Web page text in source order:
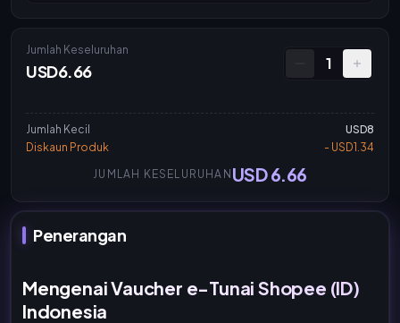
Jumlah Keseluruhan
USD6.66 1
Jumlah Kecil
USD8
Diskaun Produk
- USD1.34
JUMLAH KESELURUHAN USD 6.66
Penerangan
Mengenai Vaucher e-Tunai Shopee (ID)
Indonesia